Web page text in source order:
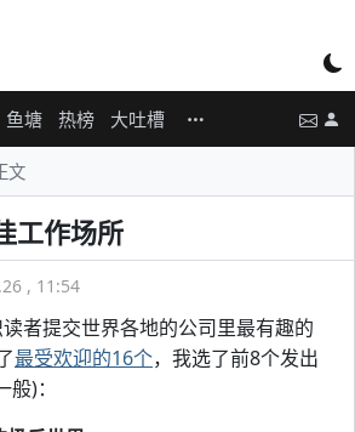
鱼塘 热榜 大吐槽
文
工作场所
, 11:54
者提交世界各地的公司里最有趣的
最受欢迎的16个，我选了前8个发出
)：